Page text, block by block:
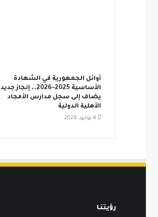
أوائل الجمهورية في الشهادة
الأساسية 2025–2026.. إنجاز جديد
يضاف إلى سجل مدارس الأمجاد
الأهلية الدولية
4 يوليو، 2026
رؤيتنـا